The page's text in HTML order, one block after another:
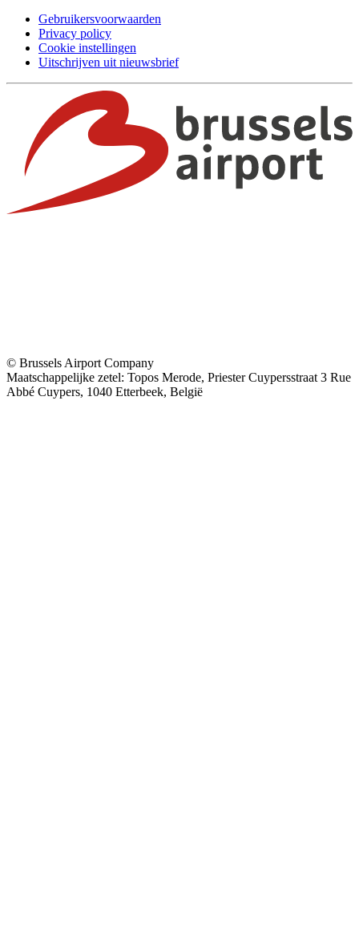
Gebruikersvoorwaarden
Privacy policy
Cookie instellingen
Uitschrijven uit nieuwsbrief
© Brussels Airport Company
Maatschappelijke zetel: Topos Merode, Priester Cuypersstraat 3 Rue
Abbé Cuypers, 1040 Etterbeek, België